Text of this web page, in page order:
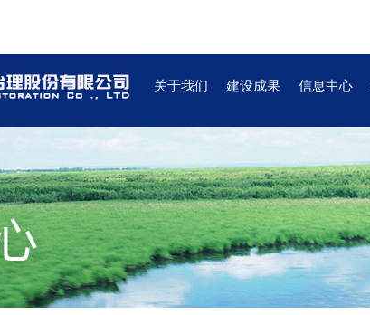
关于我们 建设成果 信息中心